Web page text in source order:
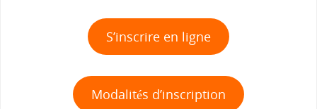
S’inscrire en ligne
Modalités d’inscription